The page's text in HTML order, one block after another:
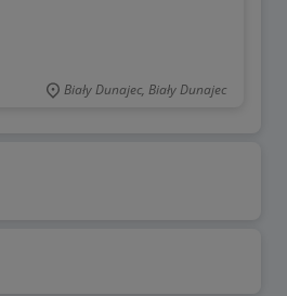
Biały Dunajec, Biały Dunajec